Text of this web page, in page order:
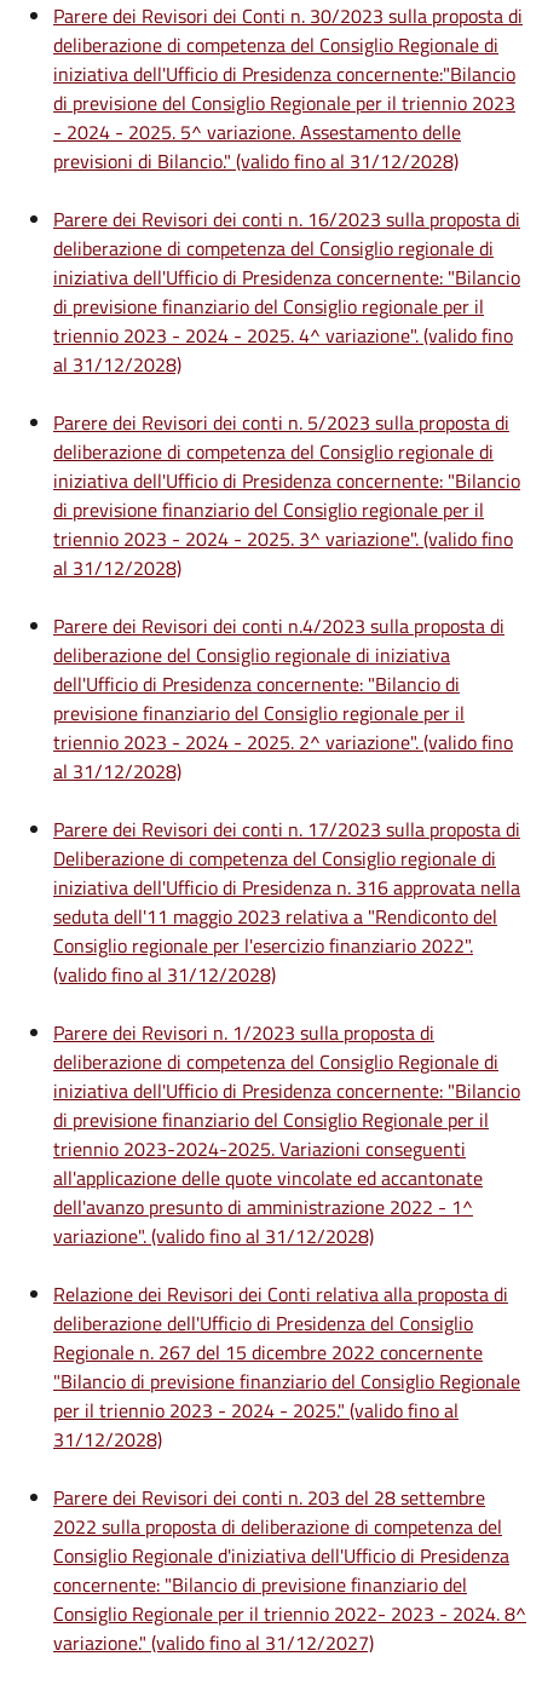
Parere dei Revisori dei Conti n. 30/2023 sulla proposta di
deliberazione di competenza del Consiglio Regionale di
iniziativa dell'Ufficio di Presidenza concernente:"Bilancio
di previsione del Consiglio Regionale per il triennio 2023
- 2024 - 2025. 5^ variazione. Assestamento delle
previsioni di Bilancio." (valido fino al 31/12/2028)
Parere dei Revisori dei conti n. 16/2023 sulla proposta di
deliberazione di competenza del Consiglio regionale di
iniziativa dell'Ufficio di Presidenza concernente: "Bilancio
di previsione finanziario del Consiglio regionale per il
triennio 2023 - 2024 - 2025. 4^ variazione". (valido fino
al 31/12/2028)
Parere dei Revisori dei conti n. 5/2023 sulla proposta di
deliberazione di competenza del Consiglio regionale di
iniziativa dell'Ufficio di Presidenza concernente: "Bilancio
di previsione finanziario del Consiglio regionale per il
triennio 2023 - 2024 - 2025. 3^ variazione". (valido fino
al 31/12/2028)
Parere dei Revisori dei conti n.4/2023 sulla proposta di
deliberazione del Consiglio regionale di iniziativa
dell'Ufficio di Presidenza concernente: "Bilancio di
previsione finanziario del Consiglio regionale per il
triennio 2023 - 2024 - 2025. 2^ variazione". (valido fino
al 31/12/2028)
Parere dei Revisori dei conti n. 17/2023 sulla proposta di
Deliberazione di competenza del Consiglio regionale di
iniziativa dell'Ufficio di Presidenza n. 316 approvata nella
seduta dell'11 maggio 2023 relativa a "Rendiconto del
Consiglio regionale per l'esercizio finanziario 2022".
(valido fino al 31/12/2028)
Parere dei Revisori n. 1/2023 sulla proposta di
deliberazione di competenza del Consiglio Regionale di
iniziativa dell'Ufficio di Presidenza concernente: "Bilancio
di previsione finanziario del Consiglio Regionale per il
triennio 2023-2024-2025. Variazioni conseguenti
all'applicazione delle quote vincolate ed accantonate
dell'avanzo presunto di amministrazione 2022 - 1^
variazione". (valido fino al 31/12/2028)
Relazione dei Revisori dei Conti relativa alla proposta di
deliberazione dell'Ufficio di Presidenza del Consiglio
Regionale n. 267 del 15 dicembre 2022 concernente
"Bilancio di previsione finanziario del Consiglio Regionale
per il triennio 2023 - 2024 - 2025." (valido fino al
31/12/2028)
Parere dei Revisori dei conti n. 203 del 28 settembre
2022 sulla proposta di deliberazione di competenza del
Consiglio Regionale d'iniziativa dell'Ufficio di Presidenza
concernente: "Bilancio di previsione finanziario del
Consiglio Regionale per il triennio 2022- 2023 - 2024. 8^
variazione." (valido fino al 31/12/2027)